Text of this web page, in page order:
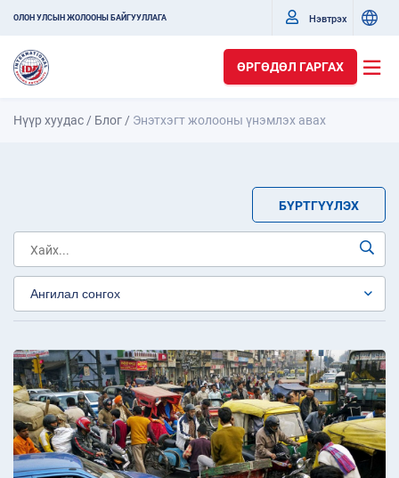
ОЛОН УЛСЫН ЖОЛООНЫ БАЙГУУЛЛАГА Нэвтрэх
ӨРГӨДӨЛ ГАРГАХ
Нүүр хуудас / Блог / Энэтхэгт жолооны үнэмлэх авах
БҮРТГҮҮЛЭХ